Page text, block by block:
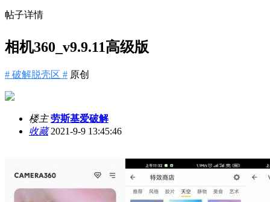
帖子详情
相机360_v9.9.11高级版
# 破解脱壳区 # 原创
楼主 劳斯基爱破解
收藏2021-9-9 13:45:46